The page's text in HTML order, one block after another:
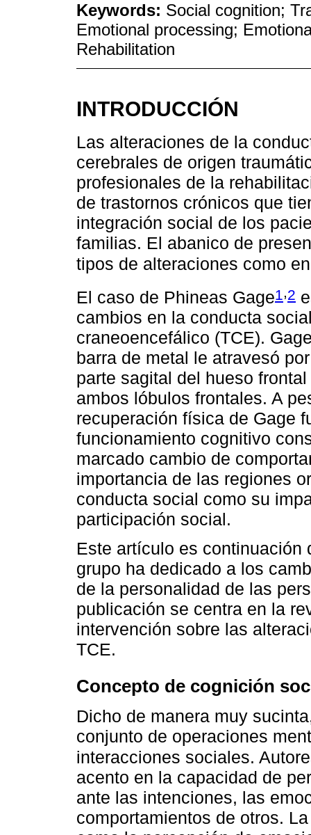
Keywords: Social cognition;
Emotional processing;
Rehabilitation
INTRODUCCIÓN
Las alteraciones de la
cerebrales de origen
profesionales de la
de trastornos crónicos que
integración social de los
familias. El abanico de
tipos de alteraciones como
El caso de Phineas Gage1,2
cambios en la conducta
craneoencefálico (TCE).
barra de metal le atravesó
parte sagital del hueso
ambos lóbulos frontales. A
recuperación física de Gage
funcionamiento cognitivo
marcado cambio de
importancia de las regiones
conducta social como su
participación social.
Este artículo es continuación
grupo ha dedicado a los
de la personalidad de las
publicación se centra en la
intervención sobre las
TCE.
Concepto de cognición
Dicho de manera muy
conjunto de operaciones
interacciones sociales.
acento en la capacidad de
ante las intenciones, las
comportamientos de otros.